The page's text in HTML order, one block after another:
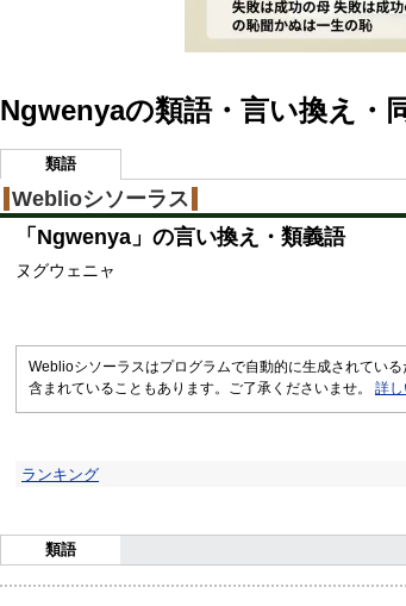
Ngwenyaの類語・言い換え・
類語
Weblioシソーラス
「 Ngwenya 」の言い換え・類義語
ヌグウェニャ
Weblioシソーラスはプログラムで自動的に生成されてい
含まれていることもあります。ご了承くださいませ。 詳し
ランキング
類語